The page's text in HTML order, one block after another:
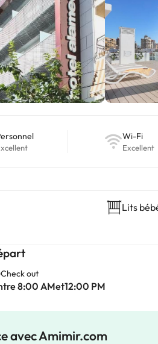
Wi-Fi
Excellent
Lits
Check out
8:00 AMet12:00 PM
avec Amimir.com